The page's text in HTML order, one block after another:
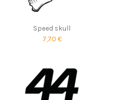
Speed skull
7,70 €